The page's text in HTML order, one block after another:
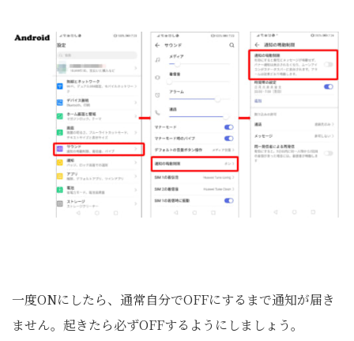
一度ONにしたら、通常自分でOFFにするまで通知が届き
ません。起きたら必ずOFFするようにしましょう。